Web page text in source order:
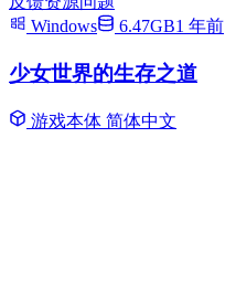
Windows
6.47GB1 年前
少女世界的生存之道
游戏本体 简体中文